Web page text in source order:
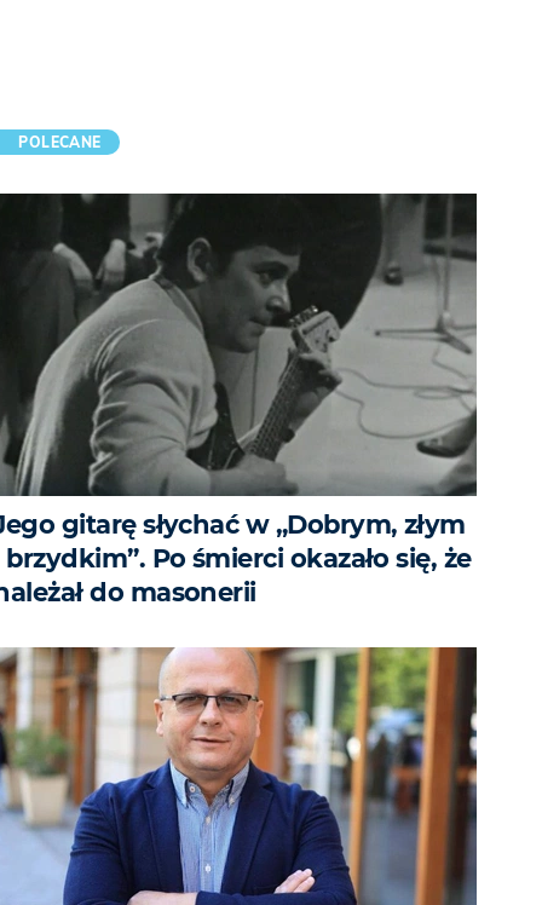
POLECANE
gitarę słychać w „Dobrym, złym
brzydkim”. Po śmierci okazało się, że
do masonerii